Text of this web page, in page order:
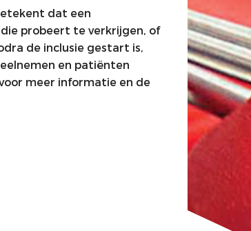
dat een
probeert te verkrijgen, of
de inclusie gestart is,
en patiënten
meer informatie en de